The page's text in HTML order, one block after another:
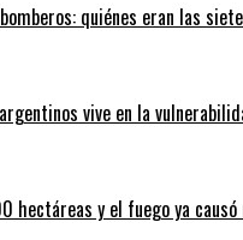
quiénes eran las
vive en la
hectáreas y el fuego ya